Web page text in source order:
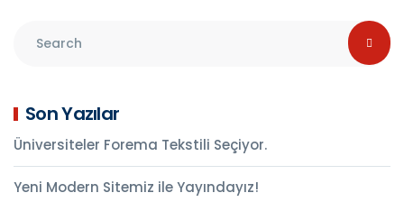
Son Yazılar
Üniversiteler Forema Tekstili Seçiyor.
Yeni Modern Sitemiz ile Yayındayız!